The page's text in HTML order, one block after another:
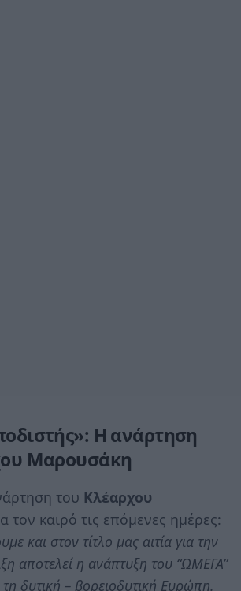
Η ανάρτηση
Μαρουσάκη
του Κλέαρχου
τον καιρό τις επόμενες ημέρες:
και στον τίτλο μας αιτία για την
αποτελεί η ανάπτυξη του “ΩΜΕΓΑ”
δυτική – βορειοδυτική Ευρώπη.